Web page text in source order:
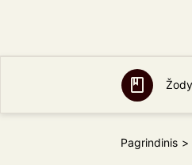
Pagrindinis
492. Tu
493.
495.